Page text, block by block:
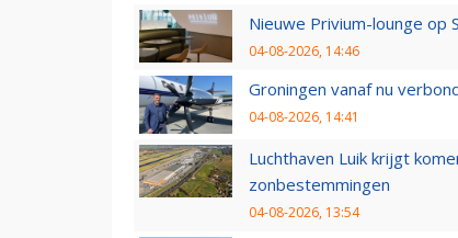
Nieuwe Privium-lounge op
04-08-2026, 14:46
Groningen vanaf nu
04-08-2026, 14:41
Luchthaven Luik krijgt
zonbestemmingen
04-08-2026, 13:54